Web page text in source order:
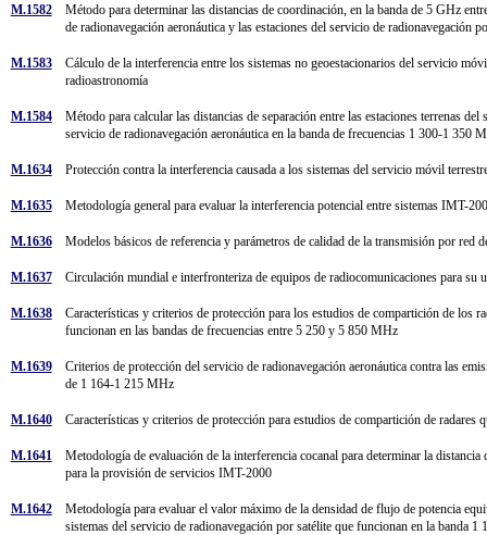
M.1582
Método para determinar las distancias de coordinación, en la banda de 5 GHz
de radionavegación aeronáutica y las estaciones del servicio de radionavegación
M.1583
Cálculo de la interferencia entre los sistemas no geoestacionarios del servicio
radioastronomía
M.1584
Método para calcular las distancias de separación entre las estaciones terrenas
servicio de radionavegación aeronáutica en la banda de frecuencias 1 300-1 350
M.1634 Protección contra la interferencia causada a los sistemas del servicio móvil
M.1635 Metodología general para evaluar la interferencia potencial entre sistemas IMT-
M.1636 Modelos básicos de referencia y parámetros de calidad de la transmisión por
M.1637 Circulación mundial e interfronteriza de equipos de radiocomunicaciones para
M.1638
Características y criterios de protección para los estudios de compartición de los
funcionan en las bandas de frecuencias entre 5 250 y 5 850 MHz
M.1639
Criterios de protección del servicio de radionavegación aeronáutica contra las
de 1 164-1 215 MHz
M.1640 Características y criterios de protección para estudios de compartición de
M.1641
Metodología de evaluación de la interferencia cocanal para determinar la
para la provisión de servicios IMT-2000
M.1642
Metodología para evaluar el valor máximo de la densidad de flujo de potencia
sistemas del servicio de radionavegación por satélite que funcionan en la banda